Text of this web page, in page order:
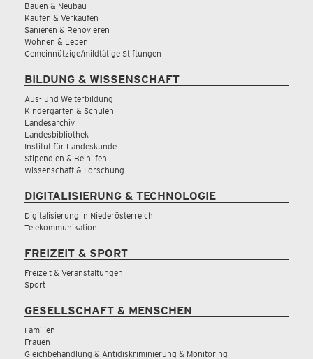
Bauen & Neubau
Kaufen & Verkaufen
Sanieren & Renovieren
Wohnen & Leben
Gemeinnützige/mildtätige Stiftungen
BILDUNG & WISSENSCHAFT
Aus- und Weiterbildung
Kindergärten & Schulen
Landesarchiv
Landesbibliothek
Institut für Landeskunde
Stipendien & Beihilfen
Wissenschaft & Forschung
DIGITALISIERUNG & TECHNOLOGIE
Digitalisierung in Niederösterreich
Telekommunikation
FREIZEIT & SPORT
Freizeit & Veranstaltungen
Sport
GESELLSCHAFT & MENSCHEN
Familien
Frauen
Gleichbehandlung & Antidiskriminierung & Monitoring